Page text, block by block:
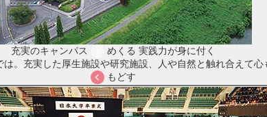
充実のキャンパス めくる 実践力が身に付く
。充実した厚生施設や研究施設、人や自然と触れ合えて
もどす